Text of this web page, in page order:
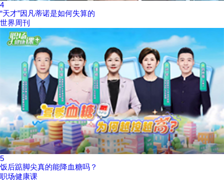
4
“天才”因凡蒂诺是如何失算的
世界周刊
5
饭后踮脚尖真的能降血糖吗？
职场健康课